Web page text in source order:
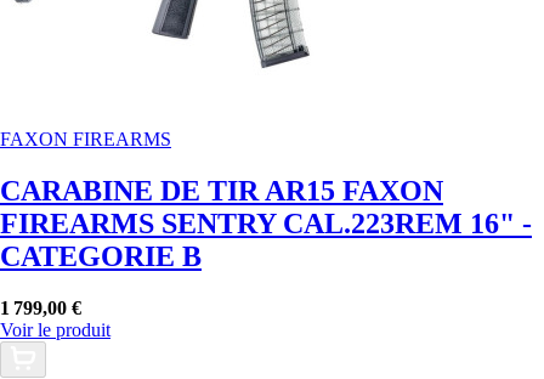
FAXON FIREARMS
CARABINE DE TIR AR15 FAXON
FIREARMS SENTRY CAL.223REM 16" -
CATEGORIE B
1 799,00 €
Voir le produit